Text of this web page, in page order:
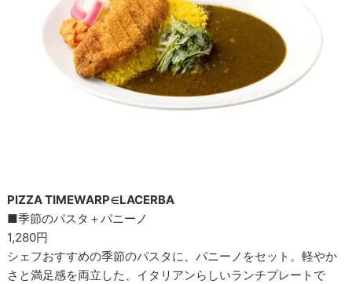
PIZZA TIMEWARP∈LACERBA
■季節のパスタ＋パニーノ
1,280円
シェフおすすめの季節のパスタに、パニーノをセット。軽やか
さと満足感を両立した、イタリアンらしいランチプレートで